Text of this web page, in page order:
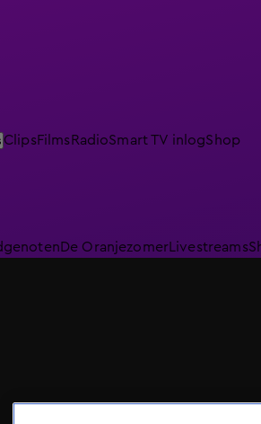
ClipsFilmsRadioSmart TV inlogShop
De Oranjezomer Livestreams